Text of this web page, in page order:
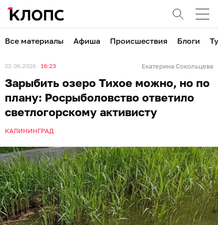
Все материалы Афиша Происшествия Блоги
02.06.2026 16:23 Екатерина Сокольцева
Зарыбить озеро Тихое можно, но по
плану: Росрыболовство ответило
светлогорскому активисту
КАЛИНИНГРАД